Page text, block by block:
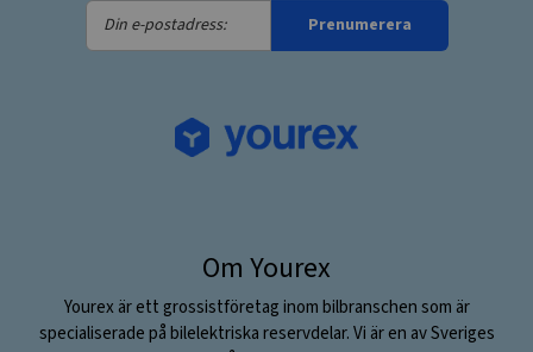
Din
e-
Prenumerera
Om Yourex
Yourex är ett grossistföretag inom bilbranschen som är
specialiserade på bilelektriska reservdelar. Vi är en av Sveriges